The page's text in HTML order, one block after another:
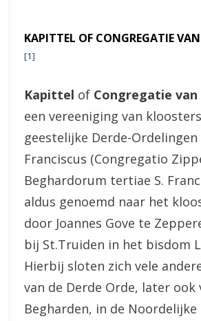
KAPITTEL OF CONGREGATIE VAN
[1]
Kapittel of Congregatie van
een vereeniging van
geestelijke Derde-Ordelingen
Franciscus (Congregatio
Beghardorum tertiae S.
aldus genoemd naar het
door Joannes Gove te
bij St.Truiden in het bisdom
Hierbij sloten zich vele
van de Derde Orde, later ook
Begharden, in de